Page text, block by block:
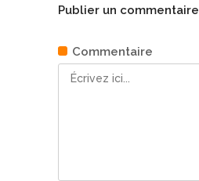
Publier un commentaire
Commentaire